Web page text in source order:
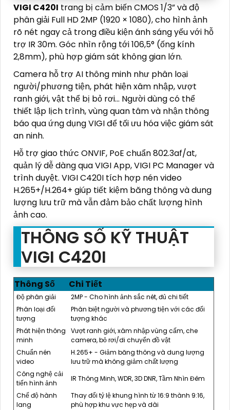
VIGI C420I trang bị cảm biến CMOS 1/3” và độ
phân giải Full HD 2MP (1920 × 1080), cho hình ảnh
rõ nét ngay cả trong điều kiện ánh sáng yếu với hỗ
trợ IR 30m. Góc nhìn rộng tới 106,5° (ống kính
2,8mm), phù hợp giám sát không gian lớn.
Camera hỗ trợ AI thông minh như phân loại
người/phương tiện, phát hiện xâm nhập, vượt
ranh giới, vật thể bị bỏ rơi... Người dùng có thể
thiết lập lịch trình, vùng quan tâm và nhận thông
báo qua ứng dụng VIGI để tối ưu hóa việc giám sát
an ninh.
Hỗ trợ giao thức ONVIF, PoE chuẩn 802.3af/at,
quản lý dễ dàng qua VIGI App, VIGI PC Manager và
trình duyệt. VIGI C420I tích hợp nén video
H.265+/H.264+ giúp tiết kiệm băng thông và dung
lượng lưu trữ mà vẫn đảm bảo chất lượng hình
ảnh cao.
THÔNG SỐ KỸ THUẬT
VIGI C420I
Thông Số Chi Tiết
Độ phân giải
2MP - Cho hình ảnh sắc nét, đủ chi tiết
Phân loại đối
tượng
Phân biệt người và phương tiện với các đối
tượng khác
Phát hiện thông
minh
Vượt ranh giới, xâm nhập vùng cấm, che
camera, bỏ rơi/di chuyển đồ vật
Chuẩn nén
video
H.265+ - Giảm băng thông và dung lượng
lưu trữ mà không giảm chất lượng
Công nghệ cải
tiến hình ảnh
IR Thông Minh, WDR, 3D DNR, Tầm Nhìn Đêm
Chế độ hành
lang
Thay đổi tỷ lệ khung hình từ 16:9 thành 9:16,
phù hợp khu vực hẹp và dài